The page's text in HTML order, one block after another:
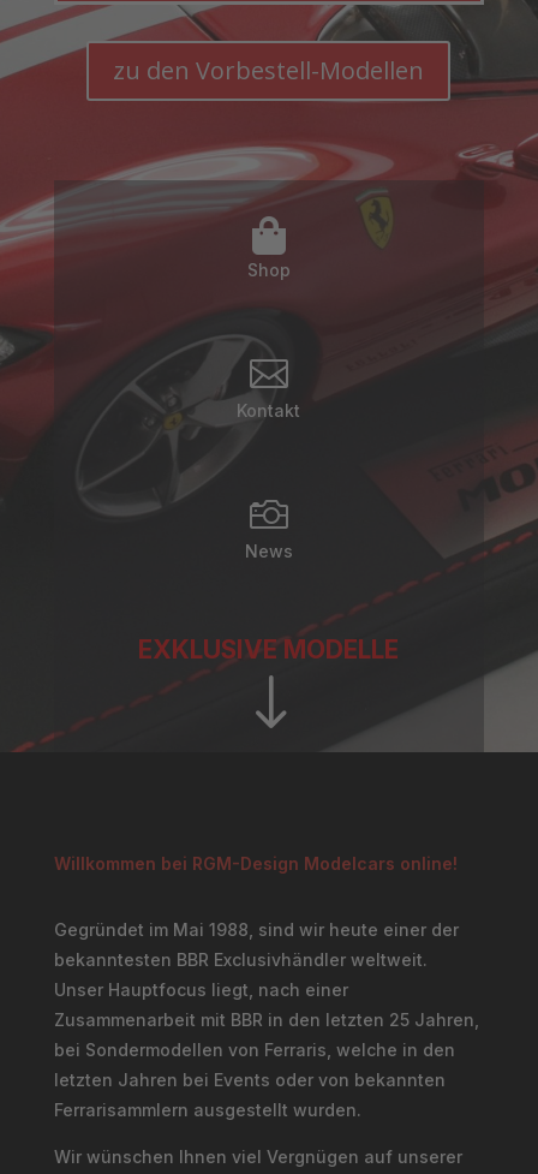
zu den Vorbestell-Modellen

Shop

Kontakt

News
EXKLUSIVE MODELLE
"
Willkommen bei RGM-Design Modelcars online!
Gegründet im Mai 1988, sind wir heute einer der
bekanntesten BBR Exclusivhändler weltweit.
Unser Hauptfocus liegt, nach einer
Zusammenarbeit mit BBR in den letzten 25 Jahren,
bei Sondermodellen von Ferraris, welche in den
letzten Jahren bei Events oder von bekannten
Ferrarisammlern ausgestellt wurden.
Wir wünschen Ihnen viel Vergnügen auf unserer